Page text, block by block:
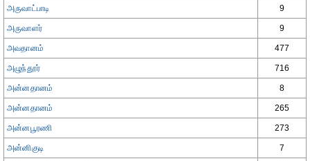
அருவாட்பாடி 9
அருவாளர் 9
அவதானம் 477
அழுந்தூர் 716
அன்னதானம் 8
அன்னதானம் 265
அன்னபூரணி 273
அன்னிகுடி 7